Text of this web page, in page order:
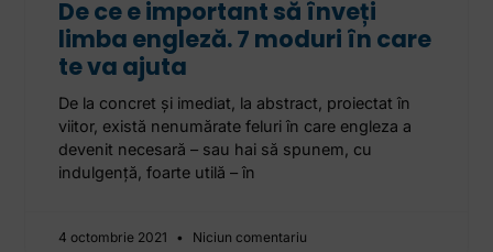
De ce e important să înveți
limba engleză. 7 moduri în care
te va ajuta
De la concret și imediat, la abstract, proiectat în
viitor, există nenumărate feluri în care engleza a
devenit necesară – sau hai să spunem, cu
indulgență, foarte utilă – în
4 octombrie 2021 Niciun comentariu